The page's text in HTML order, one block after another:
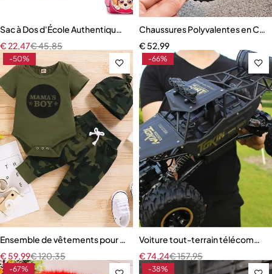
Sac à Dos d'École Authentique pour Enfant
€45,85
€22,47
Chaussures Polyvalentes en
€ 52,99
-50%
Ensemble de vêtements pour nouveau-né de 0 à 18 mois
€120,35
€ 59,99
-66%
Voiture tout-terrain
€157,95
€74,24
-67% -38%